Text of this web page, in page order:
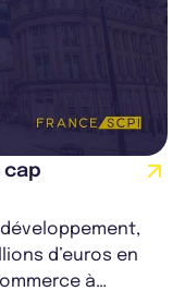
cap
développement,
d’euros en
à